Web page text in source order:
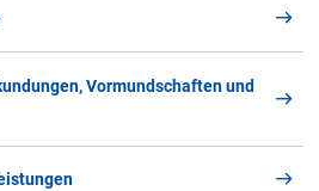
E F G H I J K
Vormundschaften und